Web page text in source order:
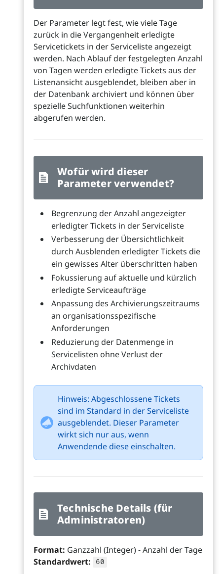
Der Parameter legt fest, wie viele Tage
zurück in die Vergangenheit erledigte
Servicetickets in der Serviceliste angezeigt
werden. Nach Ablauf der festgelegten Anzahl
von Tagen werden erledigte Tickets aus der
Listenansicht ausgeblendet, bleiben aber in
der Datenbank archiviert und können über
spezielle Suchfunktionen weiterhin
abgerufen werden.
Wofür wird dieser
Parameter verwendet?
Begrenzung der Anzahl angezeigter
erledigter Tickets in der Serviceliste
Verbesserung der Übersichtlichkeit
durch Ausblenden erledigter Tickets die
ein gewisses Alter überschritten haben
Fokussierung auf aktuelle und kürzlich
erledigte Serviceaufträge
Anpassung des Archivierungszeitraums
an organisationsspezifische
Anforderungen
Reduzierung der Datenmenge in
Servicelisten ohne Verlust der
Archivdaten
Hinweis: Abgeschlossene Tickets
sind im Standard in der Serviceliste
ausgeblendet. Dieser Parameter
wirkt sich nur aus, wenn
Anwendende diese einschalten.
Technische Details (für
Administratoren)
Format: Ganzzahl (Integer) - Anzahl der Tage
Standardwert:
60